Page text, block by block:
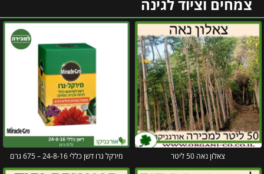
צמחים וציוד לגינה
צאלון נאה 50 ליטר מירקל גרו דשן כללי 24-8-16 – 675 גרם